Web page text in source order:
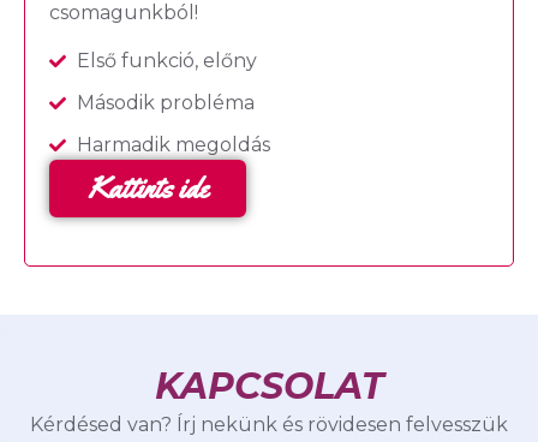
csomagunkból!
Első funkció, előny
Második probléma
Harmadik megoldás
Kattints ide
KAPCSOLAT
Kérdésed van? Írj nekünk és rövidesen felvesszük